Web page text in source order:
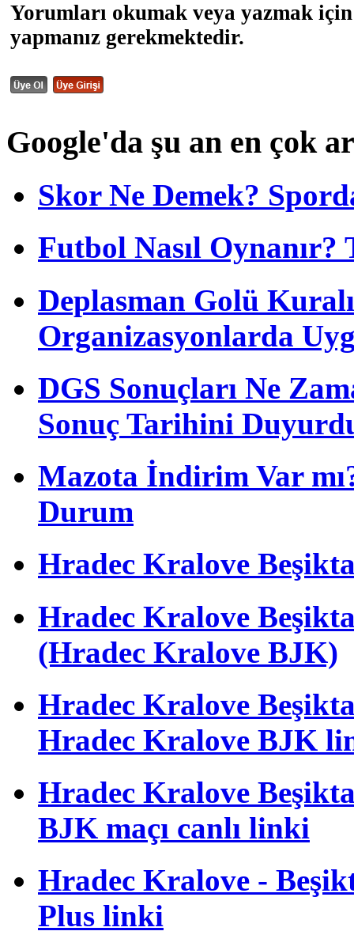
Yorumları okumak veya yazmak
yapmanız gerekmektedir.
Google'da şu an en çok
Skor Ne Demek?
Futbol Nasıl
Deplasman Golü
Organizasyonlarda
DGS Sonuçları Ne
Sonuç Tarihini
Mazota İndirim Var
Durum
Hradec Kralove
Hradec Kralove
(Hradec Kralove BJK)
Hradec Kralove
Hradec Kralove BJK
Hradec Kralove
BJK maçı canlı linki
Hradec Kralove -
Plus linki